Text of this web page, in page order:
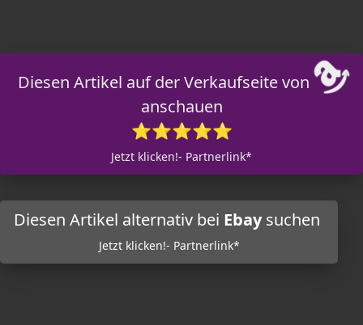
Diesen Artikel auf der Verkaufseite von
anschauen
⭐⭐⭐⭐⭐
Jetzt klicken!- Partnerlink*
Diesen Artikel alternativ bei Ebaysuchen
Jetzt klicken!- Partnerlink*